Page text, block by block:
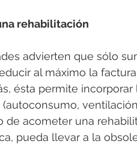
rehabilitación
advierten que sólo
al máximo la
ésta permite
de acometer una
pueda llevar a la